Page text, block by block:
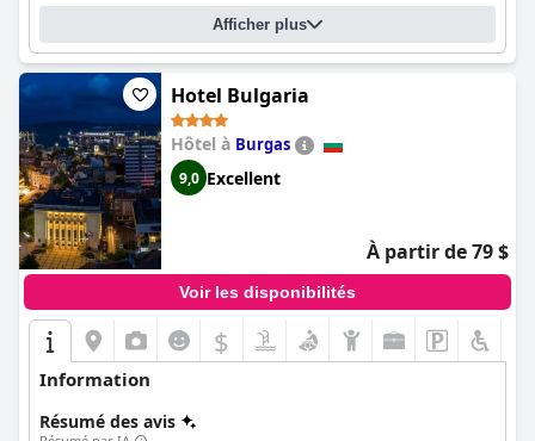
Afficher plus
Hotel Bulgaria
Hôtel à Burgas
9,0 Excellent
À partir de 79 $
Voir les disponibilités
$
Information
Résumé des avis